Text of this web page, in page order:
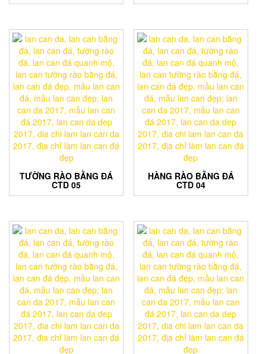
TƯỜNG RÀO BẰNG ĐÁ
CTD 05
HÀNG RÀO BẰNG ĐÁ
CTD 04